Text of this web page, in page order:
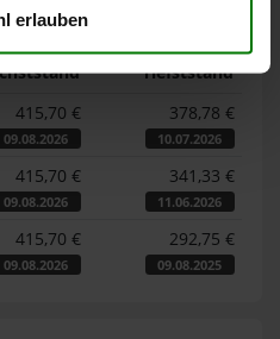
erlauben
Tiefststand
415,70 €
09.08.2026
378,78 €
10.07.2026
415,70 €
09.08.2026
341,33 €
11.06.2026
415,70 €
09.08.2026
292,75 €
09.08.2025